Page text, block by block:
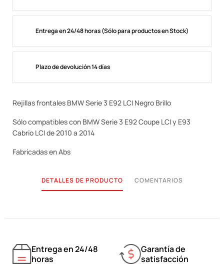
Entrega en 24/48 horas (Sólo para productos en Stock)
Plazo de devolución 14 días
Rejillas frontales BMW Serie 3 E92 LCI Negro Brillo
Sólo compatibles con BMW Serie 3 E92 Coupe LCI y E93
Cabrio LCI de 2010 a 2014
Fabricadas en Abs
DETALLES DE PRODUCTO COMENTARIOS
Entrega en 24/48
horas
Garantía de
satisfacción